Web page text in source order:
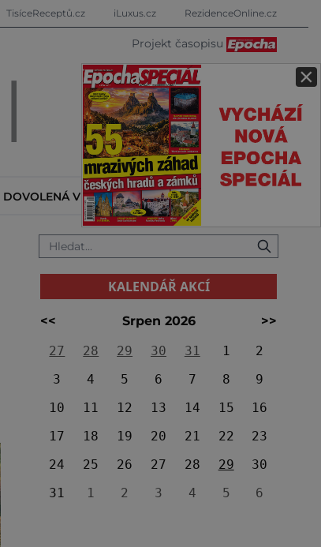
×
TisíceReceptů.cz iLuxus.cz RezidenceOnline.cz
Projekt časopisu
DOVOLENÁ V ZAHRANIČÍ KALENDÁŘ AKCÍ
KALENDÁŘ AKCÍ
<< Srpen 2026
>>
27
28 29 30 31 1
2
3
4 5 6 7 8
9
10
11 12 13 14 15
16
17
18 19 20 21 22
23
24
25 26 27 28 29
30
31
1 2 3 4 5 6